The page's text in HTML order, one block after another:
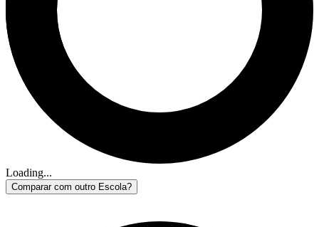
Loading...
Comparar com outro Escola?